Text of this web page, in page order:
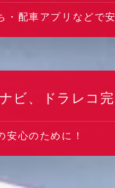
・配車アプリなどで
ビ、ドラレコ完
安心のために！